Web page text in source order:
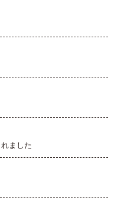
ました